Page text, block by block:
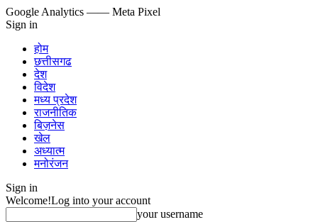
Google Analytics —— Meta Pixel
Sign in
होम
छत्तीसगढ
देश
विदेश
मध्य प्रदेश
राजनीतिक
बिज़नेस
खेल
अध्यात्म
मनोरंजन
Sign in
Welcome!Log into your account
your username